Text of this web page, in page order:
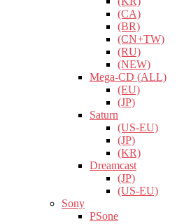
(CA)
(BR)
(CN+TW)
(RU)
(NEW)
Mega-CD (ALL)
(EU)
(JP)
Saturn
(US-EU)
(JP)
(KR)
Dreamcast
(JP)
(US-EU)
Sony
PSone